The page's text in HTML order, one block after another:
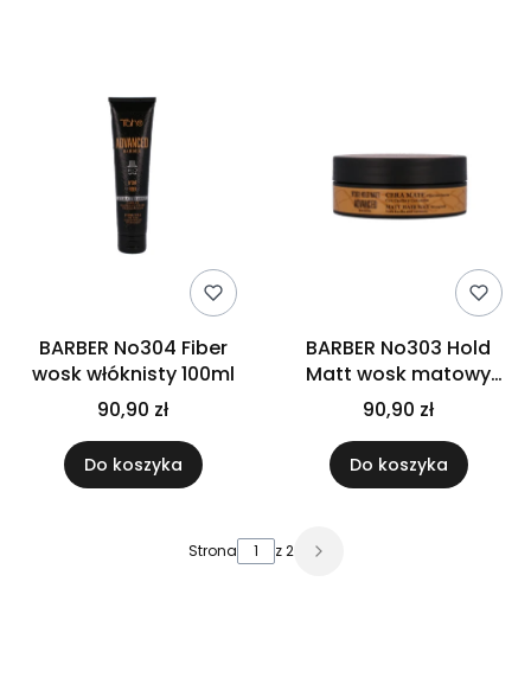
BARBER No304 Fiber
wosk włóknisty 100ml
90,90 zł
Do koszyka
BARBER No303 Hold
Matt wosk matowy
100ml
90,90 zł
Do koszyka
Strona z 2